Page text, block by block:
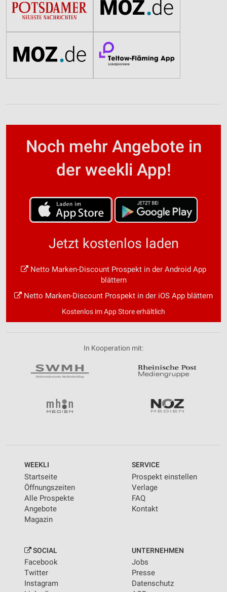
Noch mehr Angebote in
der weekli App!
Jetzt kostenlos laden
Netto Marken-Discount Prospekt in der Android App
blättern
Netto Marken-Discount Prospekt in der iOS App blättern
Kostenlos im App Store erhältlich
In Kooperation mit:
WEEKLI
Startseite
Öffnungszeiten
Alle Prospekte
Angebote
Magazin
SERVICE
Prospekt einstellen
Verlage
FAQ
Kontakt
SOCIAL
Facebook
Twitter
Instagram
UNTERNEHMEN
Jobs
Presse
Datenschutz